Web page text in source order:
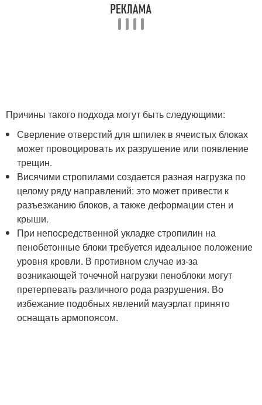
Причины такого подхода могут быть следующими:
Сверление отверстий для шпилек в ячеистых блоках
может провоцировать их разрушение или появление
трещин.
Висячими стропилами создается разная нагрузка по
целому ряду направлений: это может привести к
разъезжанию блоков, а также деформации стен и
крыши.
При непосредственной укладке стропилин на
пенобетонные блоки требуется идеальное положение
уровня кровли. В противном случае из-за
возникающей точечной нагрузки пеноблоки могут
претерпевать различного рода разрушения. Во
избежание подобных явлений мауэрлат принято
оснащать армопоясом.